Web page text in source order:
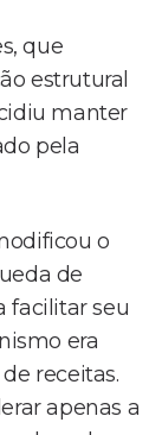
que
estrutural
manter
pela
o
de
facilitar seu
era
receitas.
apenas a